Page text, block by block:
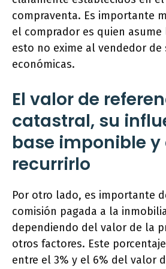
compraventa. Es importante
el comprador es quien
esto no exime al vendedor de
económicas.
El valor de
catastral, su
base imponible y
recurrirlo
Por otro lado, es importante
comisión pagada a la
dependiendo del valor de la
otros factores. Este
entre el 3% y el 6% del valor